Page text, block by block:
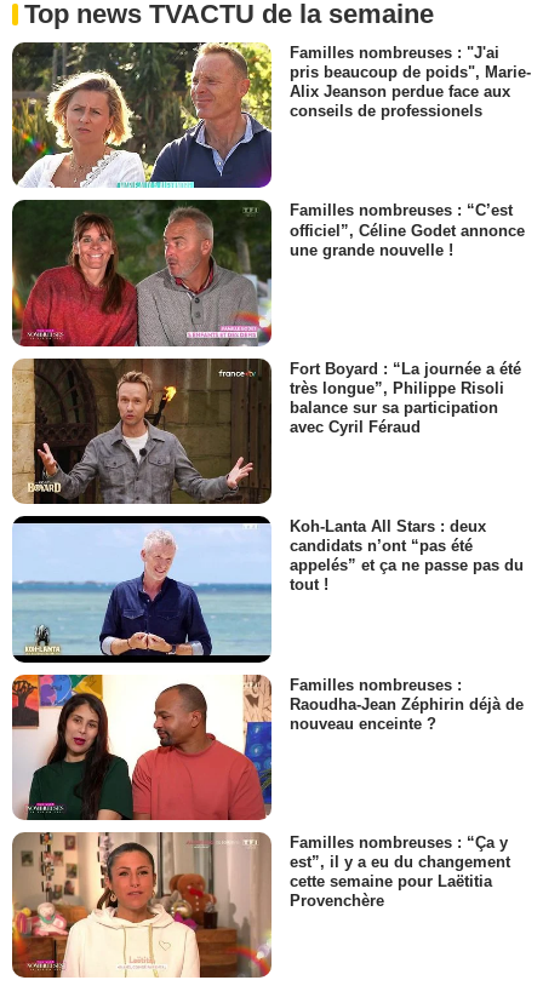
Top news TVACTU de la semaine
Familles nombreuses : "J'ai
pris beaucoup de poids", Marie-
Alix Jeanson perdue face aux
conseils de professionels
Familles nombreuses : “C’est
officiel”, Céline Godet annonce
une grande nouvelle !
Fort Boyard : “La journée a été
très longue”, Philippe Risoli
balance sur sa participation
avec Cyril Féraud
Koh-Lanta All Stars : deux
candidats n’ont “pas été
appelés” et ça ne passe pas du
tout !
Familles nombreuses :
Raoudha-Jean Zéphirin déjà de
nouveau enceinte ?
Familles nombreuses : “Ça y
est”, il y a eu du changement
cette semaine pour Laëtitia
Provenchère